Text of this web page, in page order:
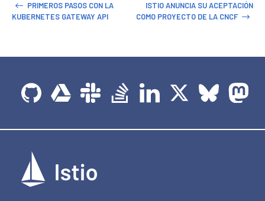
PRIMEROS PASOS CON LA
KUBERNETES GATEWAY API
ISTIO ANUNCIA SU ACEPTACIÓN
COMO PROYECTO DE LA CNCF